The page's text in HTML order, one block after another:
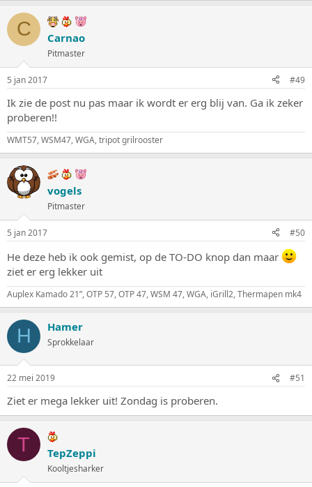
C Carnao
Pitmaster
5 jan 2017 #49
Ik zie de post nu pas maar ik wordt er erg blij van. Ga ik zeker
proberen!!
WMT57, WSM47, WGA, tripot grilrooster
vogels
Pitmaster
5 jan 2017 #50
He deze heb ik ook gemist, op de TO-DO knop dan maar
ziet er erg lekker uit
Auplex Kamado 21”, OTP 57, OTP 47, WSM 47, WGA, iGrill2, Thermapen mk4
H Hamer
Sprokkelaar
22 mei 2019 #51
Ziet er mega lekker uit! Zondag is proberen.
T TepZeppi
Kooltjesharker